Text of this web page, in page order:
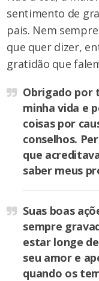
sentimento de
pais. Nem
que quer dizer,
gratidão que
Obrigado por
minha vida e
coisas por
conselhos.
que
saber meus
Suas boas
sempre
estar longe
seu amor e
quando os